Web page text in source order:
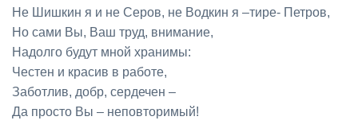
Не Шиш­кин я и не Се­ров, не Вод­кин я –ти­ре- Пет­ров,
Но са­ми Вы, Ваш труд, вни­ма­ние,
На­дол­го бу­дут мной хра­ни­мы:
Че­стен и кра­сив в ра­бо­те,
За­бот­лив, добр, сер­де­чен –
Да про­сто Вы – непо­вто­ри­мый!